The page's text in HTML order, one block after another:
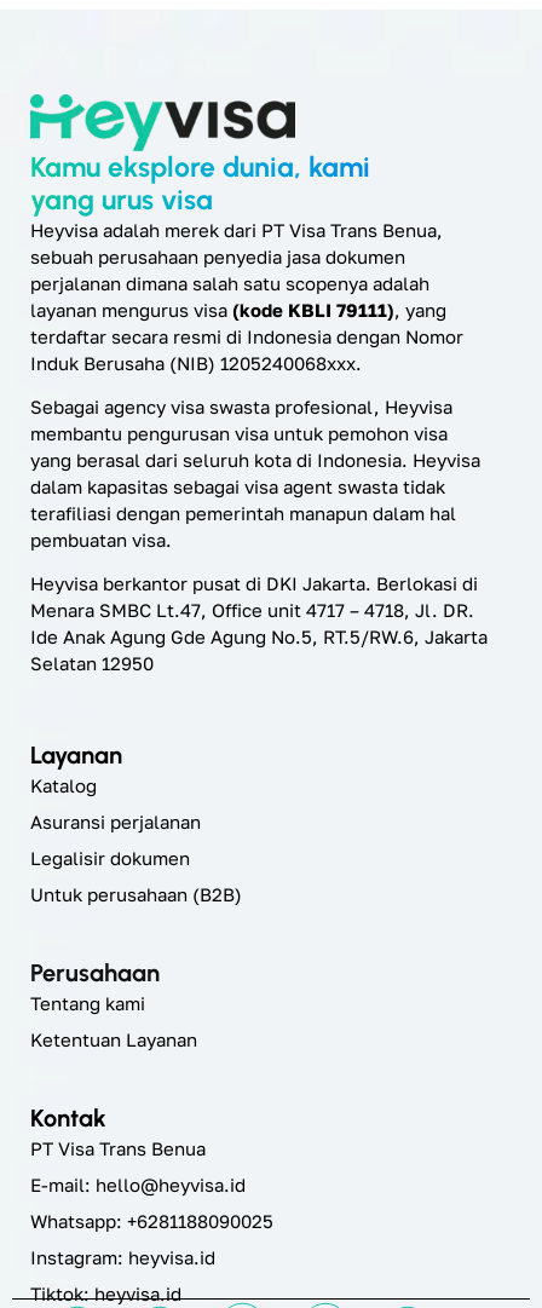
Kamu eksplore dunia, kami
yang urus visa
Heyvisa adalah merek dari PT Visa Trans Benua,
sebuah perusahaan penyedia jasa dokumen
perjalanan dimana salah satu scopenya adalah
layanan mengurus visa (kode KBLI 79111) , yang
terdaftar secara resmi di Indonesia dengan Nomor
Induk Berusaha (NIB) 1205240068xxx.
Sebagai agency visa swasta profesional, Heyvisa
membantu pengurusan visa untuk pemohon visa
yang berasal dari seluruh kota di Indonesia. Heyvisa
dalam kapasitas sebagai visa agent swasta tidak
terafiliasi dengan pemerintah manapun dalam hal
pembuatan visa.
Heyvisa berkantor pusat di DKI Jakarta. Berlokasi di
Menara SMBC Lt.47, Office unit 4717 – 4718, Jl. DR.
Ide Anak Agung Gde Agung No.5, RT.5/RW.6, Jakarta
Selatan 12950
Layanan
Katalog
Asuransi perjalanan
Legalisir dokumen
Untuk perusahaan (B2B)
Perusahaan
Tentang kami
Ketentuan Layanan
Kontak
PT Visa Trans Benua
E-mail: hello@heyvisa.id
Whatsapp: +6281188090025
Instagram: heyvisa.id
Tiktok: heyvisa.id